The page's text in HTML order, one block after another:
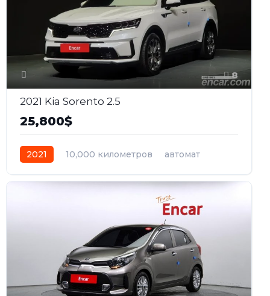
8
2021 Kia Sorento 2.5
25,800$
2021 10,000 километров
автомат